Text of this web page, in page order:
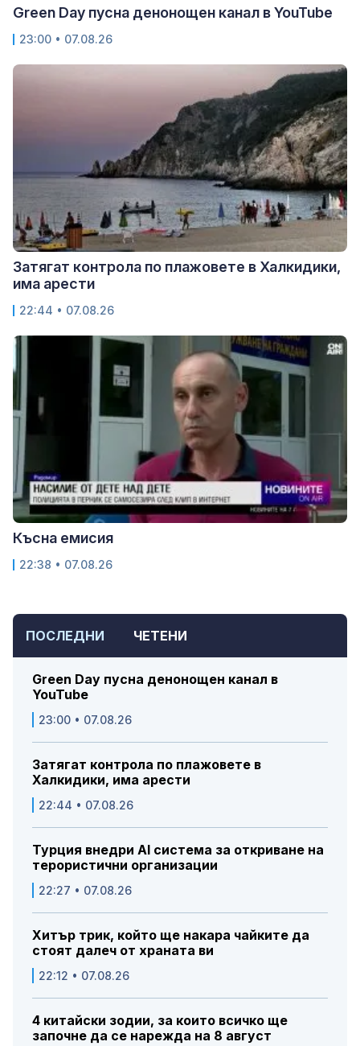
ПОСЛЕДНИ ЧЕТЕНИ
Green Day пусна денонощен канал в
YouTube
23:00 • 07.08.26
Затягат контрола по плажовете в
Халкидики, има арести
22:44 • 07.08.26
Турция внедри AI система за откриване на
терористични организации
22:27 • 07.08.26
Хитър трик, който ще накара чайките да
стоят далеч от храната ви
22:12 • 07.08.26
4 китайски зодии, за които всичко ще
започне да се нарежда на 8 август
Green Day пусна денонощен канал в YouTube
23:00 • 07.08.26
Затягат контрола по плажовете в Халкидики,
има арести
22:44 • 07.08.26
Късна емисия
22:38 • 07.08.26